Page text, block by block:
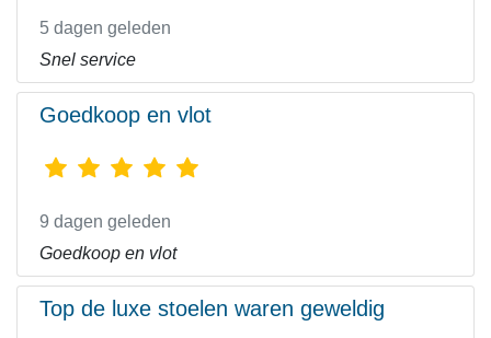
5 dagen geleden
Snel service
Goedkoop en vlot
9 dagen geleden
Goedkoop en vlot
Top de luxe stoelen waren geweldig